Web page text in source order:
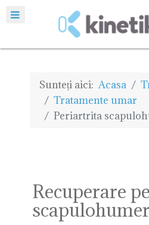
Sunteți aici: Acasa
Tratamente umar
Periartrita
Recuperare